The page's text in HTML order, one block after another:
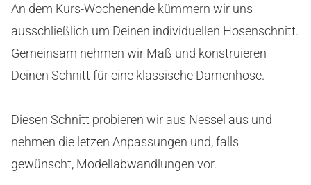
An dem Kurs-Wochenende kümmern wir uns
ausschließlich um Deinen individuellen Hosenschnitt.
Gemeinsam nehmen wir Maß und konstruieren
Deinen Schnitt für eine klassische Damenhose.
Diesen Schnitt probieren wir aus Nessel aus und
nehmen die letzen Anpassungen und, falls
gewünscht, Modellabwandlungen vor.